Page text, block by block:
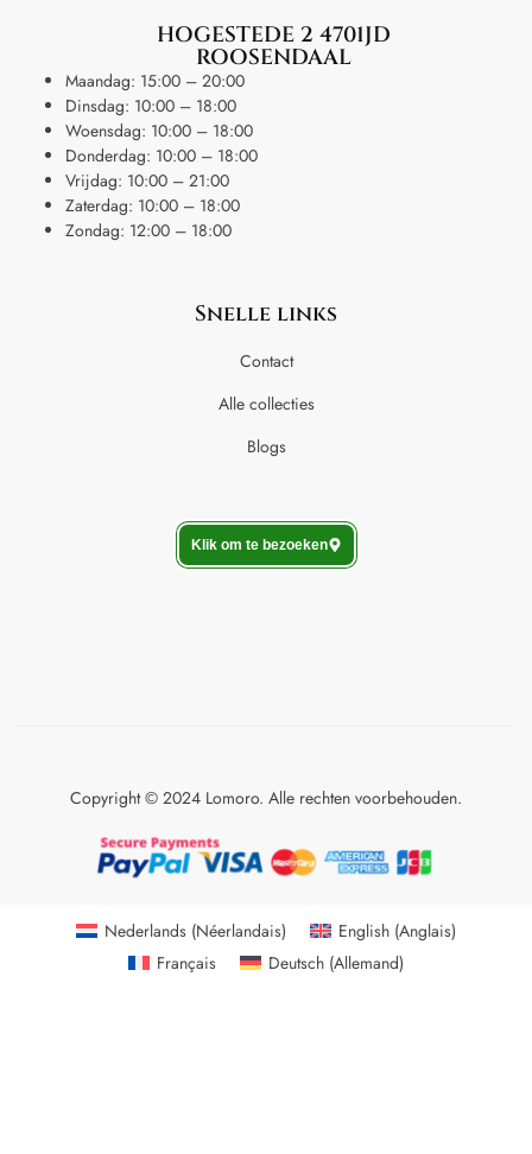
HOGESTEDE 2 4701JD
ROOSENDAAL
Maandag: 15:00 – 20:00
Dinsdag: 10:00 – 18:00
Woensdag: 10:00 – 18:00
Donderdag: 10:00 – 18:00
Vrijdag: 10:00 – 21:00
Zaterdag: 10:00 – 18:00
Zondag: 12:00 – 18:00
Snelle links
Contact
Alle collecties
Blogs
Klik om te bezoeken
Copyright © 2024 Lomoro. Alle rechten voorbehouden.
Nederlands (Néerlandais) English(Anglais)
Français
Deutsch(Allemand)